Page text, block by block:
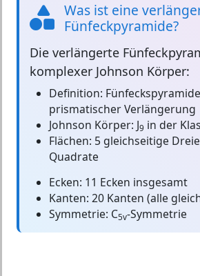
Was ist eine
Fünfeckpyramide?
Die verlängerte
komplexer Johnson Körper:
Definition:
prismatischer Verlängerung
Johnson Körper: J9 in der
Flächen: 5 gleichseitige
Quadrate
Ecken: 11 Ecken insgesamt
Kanten: 20 Kanten (alle
Symmetrie: C5v-Symmetrie